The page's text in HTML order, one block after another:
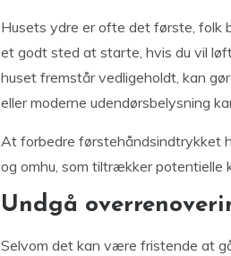
Husets ydre er ofte det første, folk
et godt sted at starte, hvis du vil
huset fremstår vedligeholdt, kan
eller moderne udendørsbelysning
At forbedre førstehåndsindtrykket
og omhu, som tiltrækker potentielle
Undgå
Selvom det kan være fristende at